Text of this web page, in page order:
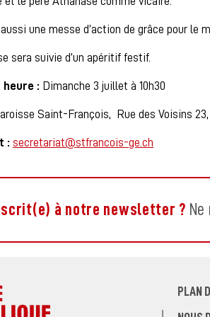
une messe d’action de grâce pour le
sera suivie d’un apéritif festif.
heure : Dimanche 3 juillet à 10h30
Saint-François, Rue des Voisins 23,
: secretariat@stfrancois-ge.ch
à notre newsletter ?
PLAN